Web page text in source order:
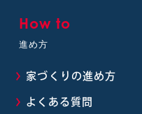
How to
進め方
家づくりの進め方
よくある質問